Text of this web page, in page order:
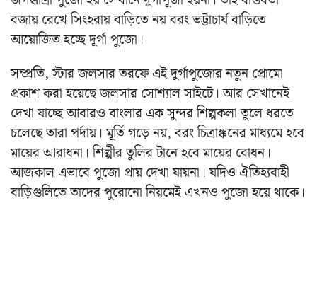
বজায় রেখে সিংহরায় বাড়িতে নয় বরং ভট্টাচার্য বাড়িতে
আয়োজিত হচ্ছে দূর্গা পুজো।
সম্প্রতি, স্টার জলসার তরফে এই দুর্গাপুজোর নতুন প্রোমো
প্রকাশ করা হয়েছে জলসার সোশ্যাল সাইটে। আর সেখানেই
দেখা যাচ্ছে আবারও বাংলার এক সুন্দর শিল্পকলা তুলে ধরতে
চলেছে তারা পর্দায়। মূর্তি গড়ে নয়, বরং চিত্রাঙ্কনের মাধ্যমে হবে
মায়ের আরাধনা। শিল্পীর তুলির টানে হবে মায়ের বোধন।
আজকাল এভাবে পুজো প্রায় দেখা যায়না। যদিও ঐতিহ্যবাহী
বাড়িগুলিতে তাদের পুরোনো নিয়মেই এখনও পুজো হয়ে থাকে।